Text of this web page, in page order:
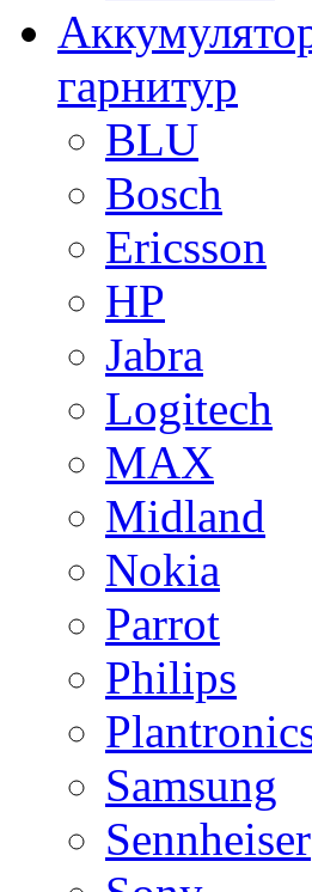
гарнитур
BLU
Bosch
Ericsson
HP
Jabra
Logitech
MAX
Midland
Nokia
Parrot
Philips
Samsung
Sennheiser